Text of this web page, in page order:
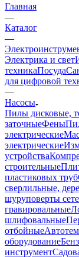
Главная
—
Каталог
—
Электрика и свет
техникаПосуда
для цифровой
—
Насосы
Пилы дисковые,
заточныеФены
электрические
электрические
устройства
строительные
пластиковых труб
сверлильные,
шуруповерты
гравировальные
шлифовальные
отбойные
оборудование
инструмент